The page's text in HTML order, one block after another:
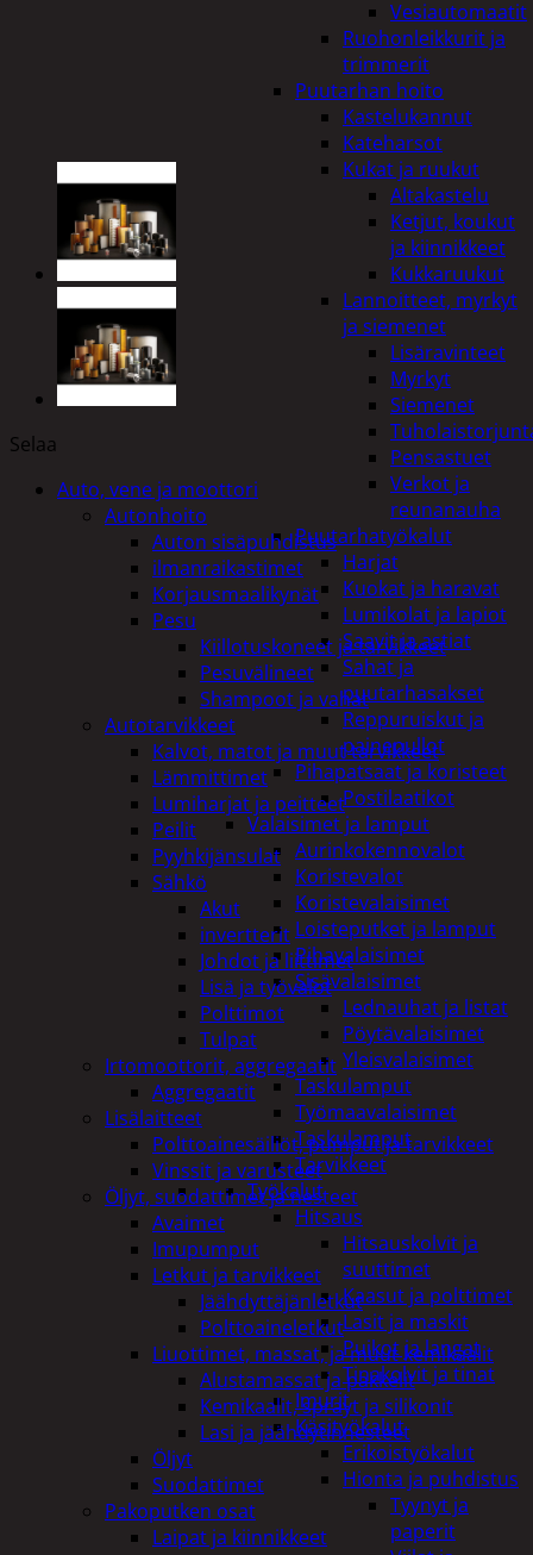
Vesiautomaatit
Ruohonleikkurit ja
trimmerit
Puutarhan hoito
Kastelukannut
Kateharsot
Kukat ja ruukut
Altakastelu
Ketjut, koukut
ja kiinnikkeet
Kukkaruukut
Lannoitteet, myrkyt
ja siemenet
Lisäravinteet
Myrkyt
Siemenet
Pensastuet
Verkot ja
reunanauha
Puutarhatyökalut
Harjat
Kuokat ja haravat
Lumikolat ja lapiot
Saavit ja astiat
Sahat ja
puutarhasakset
Reppuruiskut ja
painepullot
Pihapatsaat ja koristeet
Postilaatikot
Valaisimet ja lamput
Aurinkokennovalot
Koristevalot
Koristevalaisimet
Loisteputket ja lamput
Pihavalaisimet
Sisävalaisimet
Lednauhat ja listat
Pöytävalaisimet
Yleisvalaisimet
Taskulamput
Työmaavalaisimet
Taskulamput
Tarvikkeet
Työkalut
Hitsaus
Hitsauskolvit ja
suuttimet
Kaasut ja polttimet
Lasit ja maskit
Puikot ja langat
Tinakolvit ja tinat
Imurit
Käsityökalut
Erikoistyökalut
Hionta ja puhdistus
Tyynyt ja
paperit
Selaa
Auto, vene ja moottori
Autonhoito
Auton sisäpuhdistus
ilmanraikastimet
Korjausmaalikynät
Pesu
Kiillotuskoneet ja tarvikkeet
Pesuvälineet
Shampoot ja vahat
Autotarvikkeet
Kalvot, matot ja muut tarvikkeet
Lämmittimet
Lumiharjat ja peitteet
Peilit
Pyyhkijänsulat
Sähkö
Akut
invertterit
Johdot ja liittimet
Lisä ja työvalot
Polttimot
Tulpat
Irtomoottorit, aggregaatit
Aggregaatit
Lisälaitteet
Polttoainesäiliöt, pumput ja tarvikkeet
Vinssit ja varusteet
Öljyt, suodattimet ja nesteet
Avaimet
Imupumput
Letkut ja tarvikkeet
Jäähdyttäjänletkut
Polttoaineletkut
Liuottimet, massat, ja muut kemikaalit
Alustamassat ja pakkelit
Kemikaalit, sprayt ja silikonit
Lasi ja jäähdytinnesteet
Öljyt
Suodattimet
Pakoputken osat
Laipat ja kiinnikkeet